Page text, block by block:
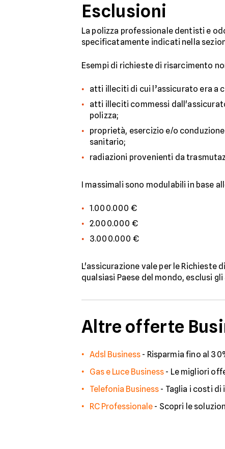
Esclusioni
La polizza professionale dentisti e
specificatamente indicati nella
Esempi di richieste di risarcimento
atti illeciti di cui l’assicurato era a
atti illeciti commessi
polizza;
proprietà, esercizio e/o
sanitario;
radiazioni provenienti da
I massimali sono modulabili in base
1.000.000 €
2.000.000 €
3.000.000 €
L'assicurazione vale per le
qualsiasi Paese del mondo, esclusi
Altre offerte
Adsl Business - Risparmia fino al
Gas e Luce Business - Le migliori
Telefonia Business - Taglia i costi
RC Professionale - Scopri le